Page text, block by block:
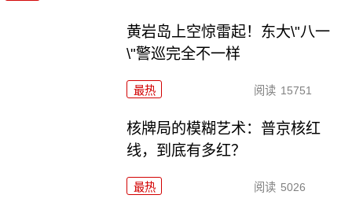
黄岩岛上空惊雷起！东大\"八一
\"警巡完全不一样
最热 阅读 15751
核牌局的模糊艺术：普京核红
线，到底有多红？
最热 阅读 5026